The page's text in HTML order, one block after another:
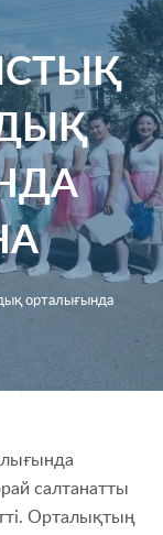
орталығында
салтанатты
Орталықтың